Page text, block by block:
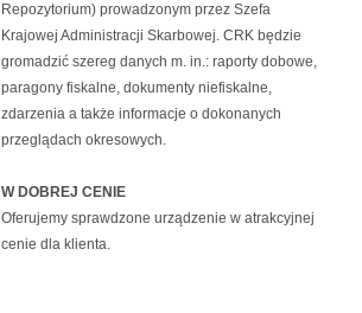
Repozytorium) prowadzonym przez Szefa
Krajowej Administracji Skarbowej. CRK będzie
gromadzić szereg danych m. in.: raporty dobowe,
paragony fiskalne, dokumenty niefiskalne,
zdarzenia a także informacje o dokonanych
przeglądach okresowych.
W DOBREJ CENIE
Oferujemy sprawdzone urządzenie w atrakcyjnej
cenie dla klienta.